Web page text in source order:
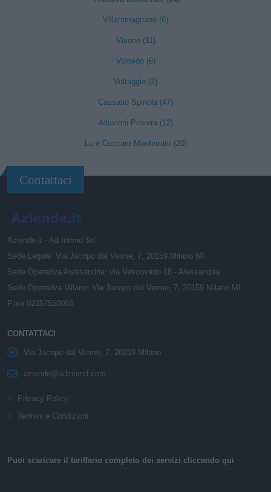
Villaromagnano (6)
Visone (11)
Volpedo (6)
Voltaggio (2)
Cassano Spinola (47)
Alluvioni Piovera (12)
Lu e Cuccaro Monferrato (20)
Contattaci
Aziende.it - Ad Intend Srl
Sede Legale: Via Jacopo dal Verme, 7, 20159 Milano MI
Sede Operativa Alessandria: via Vescovado 18 - Alessandria
Sede Operativa Milano: Via Jacopo dal Verme, 7, 20159 Milano MI
P.iva 02357550066
CONTATTACI
Via Jacopo dal Verme, 7, 20159 Milano
aziende@adintend.com
Privacy Policy
Termini e Condizioni
Puoi scaricare il tariffario completo dei servizi cliccando qui